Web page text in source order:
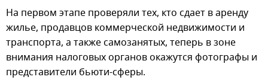
На первом этапе проверяли тех, кто сдает в аренду
жилье, продавцов коммерческой недвижимости и
транспорта, а также самозанятых, теперь в зоне
внимания налоговых органов окажутся фотографы и
представители бьюти-сферы.